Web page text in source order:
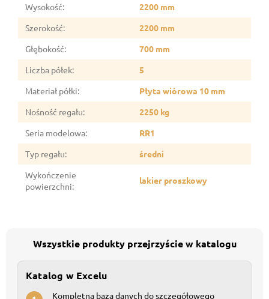
Wysokość:
2200 mm
Szerokość:
2200 mm
Głębokość:
700 mm
Liczba półek:
5
Materiał półki:
Płyta wiórowa 10 mm
Nośność regału:
2250 kg
Seria modelowa:
RR1
Typ regału:
średni
Wykończenie
powierzchni:
lakier proszkowy
Wszystkie produkty przejrzyście w katalogu
Katalog w Excelu
Kompletna baza danych do szczegółowego